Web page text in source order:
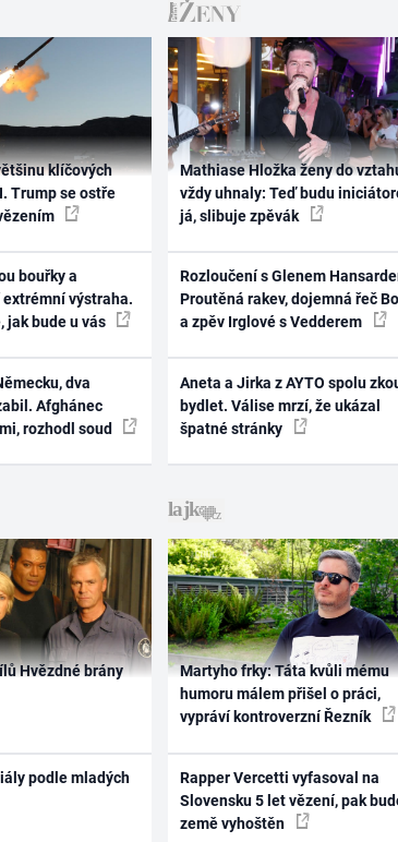
klíčových
Trump se ostře
bouřky a
výstraha.
jak bude u vás
dva
Afghánec
rozhodl soud
Mathiase Hložka ženy do
vždy uhnaly: Teď budu
já, slibuje zpěvák
Rozloučení s Glenem
Proutěná rakev, dojemná řeč
a zpěv Irglové s Vedderem
Aneta a Jirka z AYTO spolu
bydlet. Válise mrzí, že ukázal
špatné stránky
Hvězdné brány
podle mladých
Martyho frky: Táta kvůli mému
humoru málem přišel o práci,
vypráví kontroverzní Řezník
Rapper Vercetti vyfasoval na
Slovensku 5 let vězení, pak
země vyhoštěn